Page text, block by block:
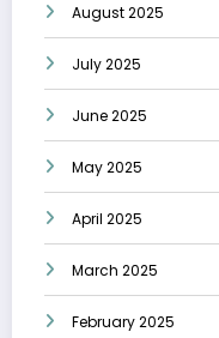
August 2025
July 2025
June 2025
May 2025
April 2025
March 2025
February 2025